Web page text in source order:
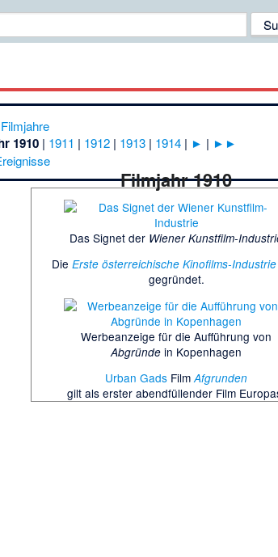
1910| 1911 | 1912| 1913| 1914| ► | ►►
Filmjahr 1910
Das Signet der Wiener Kunstfilm-
DieErste österreichische Kinofilms-Industrie
gegründet.
Werbeanzeige für die Aufführung von
Abgründe in Kopenhagen
Urban Gads FilmAfgrunden
gilt als erster abendfüllender Film